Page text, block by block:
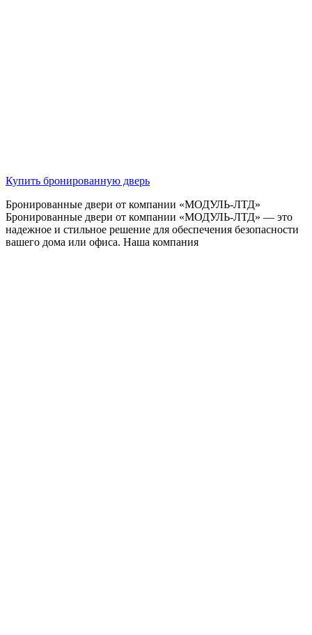
Купить бронированную дверь
Бронированные двери от компании «МОДУЛЬ-ЛТД»
Бронированные двери от компании «МОДУЛЬ-ЛТД» — это
надежное и стильное решение для обеспечения безопасности
вашего дома или офиса. Наша компания